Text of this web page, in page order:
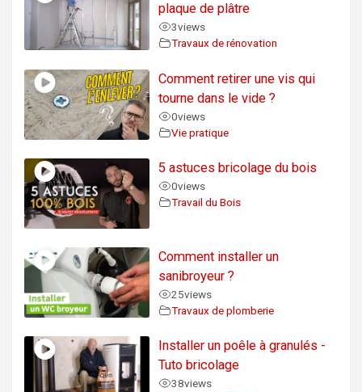
plaque de plâtre
3views
Travaux de rénovation
Comment retirer une vis qui
tourne dans le vide ?
0views
Vie pratique
5 astuces bricolage du bois
0views
Travail du Bois
Comment installer un
sanibroyeur ?
25views
Travaux de plomberie
Installer un poêle à granulés -
Tuto bricolage
38views